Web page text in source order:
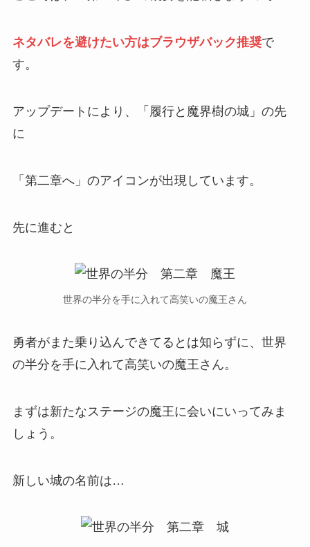
ネタバレを避けたい方はブラウザバック推奨で
す。
アップデートにより、「履行と魔界樹の城」の先
に
「第二章へ」のアイコンが出現しています。
先に進むと
世界の半分を手に入れて高笑いの魔王さん
勇者がまた乗り込んできてるとは知らずに、世界
の半分を手に入れて高笑いの魔王さん。
まずは新たなステージの魔王に会いにいってみま
しょう。
新しい城の名前は…